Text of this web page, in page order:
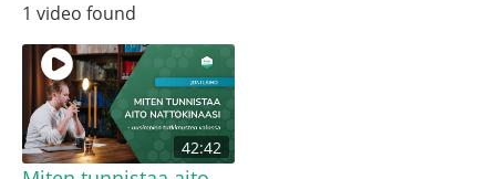
1 video found
42:42